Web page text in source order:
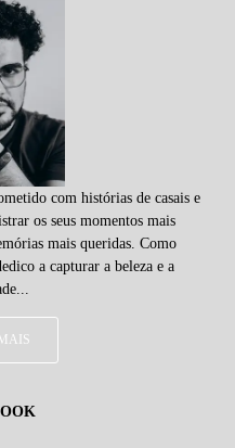
com histórias de casais e
os seus momentos mais
mais queridas. Como
a capturar a beleza e a